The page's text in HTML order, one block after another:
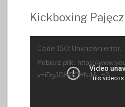
Kickboxing
Code 150: Unknown error.
Pobierz plik: https://
v=iDgJGHPQHN4&_=2